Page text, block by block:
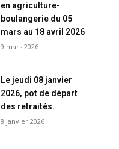
en agriculture-
boulangerie du 05
mars au 18 avril 2026
9 mars 2026
Le jeudi 08 janvier
2026, pot de départ
des retraités.
8 janvier 2026